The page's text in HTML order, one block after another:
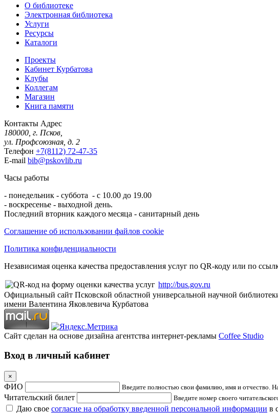
О библиотеке
Электронная библиотека
Услуги
Ресурсы
Каталоги
Проекты
Кабинет Курбатова
Клубы
Коллегам
Магазин
Книга памяти
Контакты Адрес
180000, г. Псков,
ул. Профсоюзная, д. 2
Телефон +7(8112) 72-47-35
E-mail bib@pskovlib.ru
Часы работы
- понедельник - суббота - с 10.00 до 19.00
- воскресенье - выходной день.
Последний вторник каждого месяца - санитарный день
Соглашение об использовании файлов cookie
Политика конфиденциальности
Независимая оценка качества предоставления услуг по QR-коду или по
http://bus.gov.ru
Официальный сайт Псковской областной универсальной научной
имени Валентина Яковлевича Курбатова
Сайт сделан на основе дизайна агентства интернет-рекламы Coffee Studio
Вход в личный кабинет
×
ФИО Введите полностью свои фамилию, имя и отчество.
Читательский билет Введите номер своего
Даю свое согласие на обработку введенной персональной информации в